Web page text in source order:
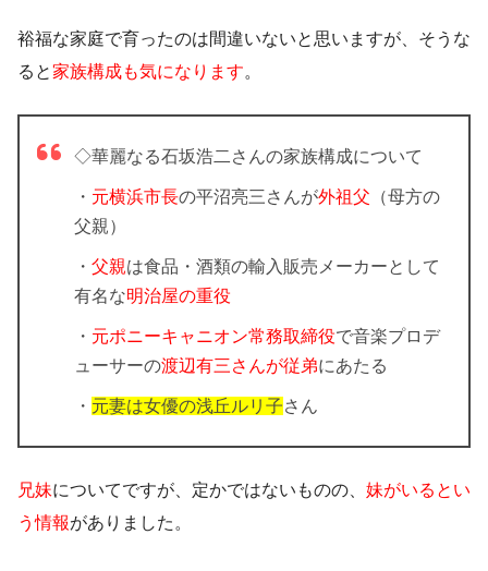
裕福な家庭で育ったのは間違いないと思いますが、そうな
ると家族構成も気になります。
◇華麗なる石坂浩二さんの家族構成について
・ 元横浜市長の平沼亮三さんが外祖父 （母方の
父親）
・ 父親は食品・酒類の輸入販売メーカーとして
有名な明治屋の重役
・ 元ポニーキャニオン常務取締役で音楽プロデ
ューサーの渡辺有三さんが従弟にあたる
・ 元妻は女優の浅丘ルリ子さん
兄妹についてですが、定かではないものの、 妹がいるとい
う情報がありました。